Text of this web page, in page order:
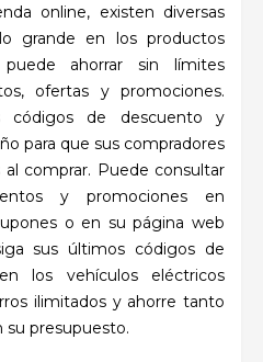
online, existen diversas
grande en los productos
puede ahorrar sin límites
ofertas y promociones.
códigos de descuento y
para que sus compradores
comprar. Puede consultar
y promociones en
o en su página web
sus últimos códigos de
los vehículos eléctricos
ilimitados y ahorre tanto
presupuesto.